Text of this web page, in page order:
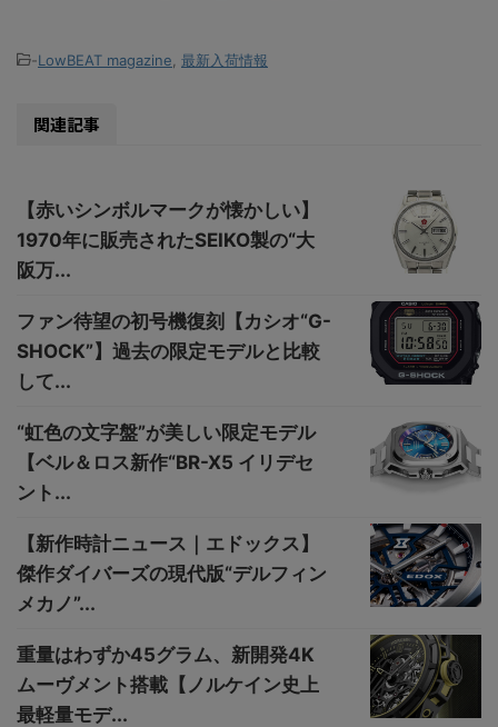
-LowBEAT magazine 最新入荷情報
関連記事
【赤いシンボルマークが懐かしい】
1970年に販売されたSEIKO製の“大
阪万...
ファン待望の初号機復刻【カシオ“G-
SHOCK”】過去の限定モデルと比較
して...
“虹色の文字盤”が美しい限定モデル
【ベル＆ロス新作“BR-X5 イリデセ
ント...
【新作時計ニュース｜エドックス】
傑作ダイバーズの現代版“デルフィン
メカノ”...
重量はわずか45グラム、新開発4K
ムーヴメント搭載【ノルケイン史上
最軽量モデ...